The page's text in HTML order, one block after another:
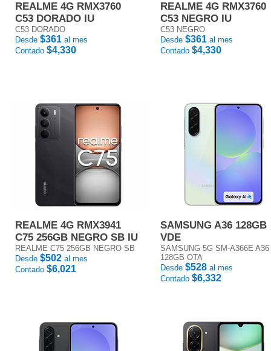
REALME 4G RMX3760
C53 DORADO IU
C53 DORADO
Desde $361 al mes
Contado $4,330
REALME 4G RMX3760
C53 NEGRO IU
C53 NEGRO
Desde $361 al mes
Contado $4,330
REALME 4G RMX3941
C75 256GB NEGRO SB IU
REALME C75 256GB NEGRO SB
Desde $502 al mes
Contado $6,021
SAMSUNG A36 128GB
VDE
SAMSUNG 5G SM-A366E A36
128GB OTA
Desde $528 al mes
Contado $6,332